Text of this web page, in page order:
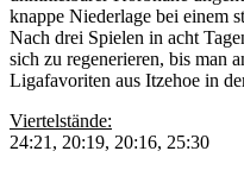
knappe Niederlage bei einem
Nach drei Spielen in acht
sich zu regenerieren, bis man
Ligafavoriten aus Itzehoe in
Viertelstände:
24:21, 20:19, 20:16, 25:30